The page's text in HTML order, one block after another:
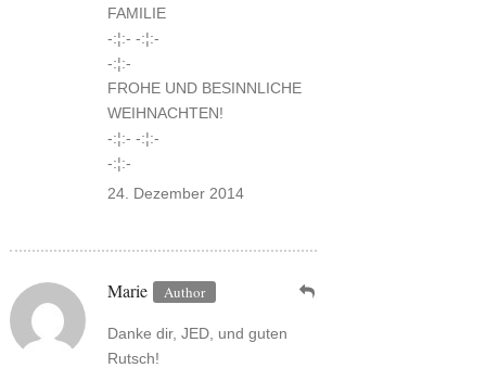
FAMILIE
-:¦:- -:¦:-
-:¦:-
FROHE UND BESINNLICHE
WEIHNACHTEN!
-:¦:- -:¦:-
-:¦:-
24. Dezember 2014
Marie
Danke dir, JED, und guten
Rutsch!